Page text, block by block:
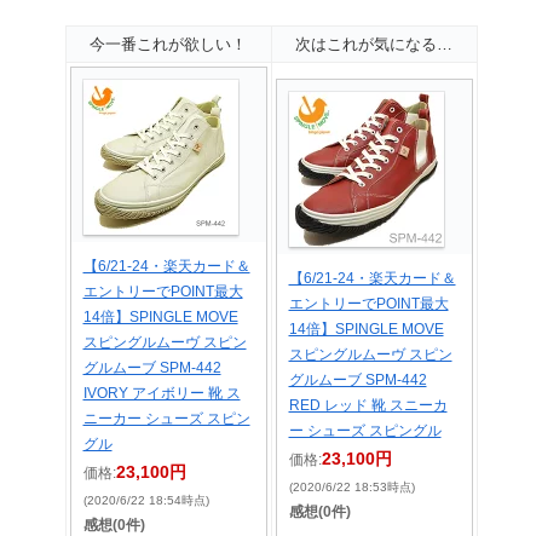
今一番これが欲しい！ 次はこれが気になる…
【6/21-24・楽天カード＆
エントリーでPOINT最大
14倍】SPINGLE MOVE
スピングルムーヴ スピン
グルムーブ SPM-442
IVORY アイボリー 靴 ス
ニーカー シューズ スピン
グル
価格:23,100円
(2020/6/22 18:54時点)
感想(0件)
【6/21-24・楽天カード＆
エントリーでPOINT最大
14倍】SPINGLE MOVE
スピングルムーヴ スピン
グルムーブ SPM-442
RED レッド 靴 スニーカ
ー シューズ スピングル
価格:23,100円
(2020/6/22 18:53時点)
感想(0件)